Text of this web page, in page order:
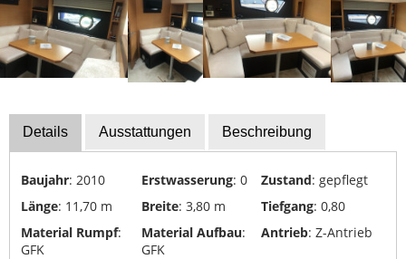
Details Ausstattungen Beschreibung
Baujahr: 2010 Erstwasserung: 0 Zustand: gepflegt
Länge: 11,70 m Breite: 3,80 m Tiefgang: 0,80
Material Rumpf:
GFK
Material Aufbau:
GFK
Antrieb: Z-Antrieb